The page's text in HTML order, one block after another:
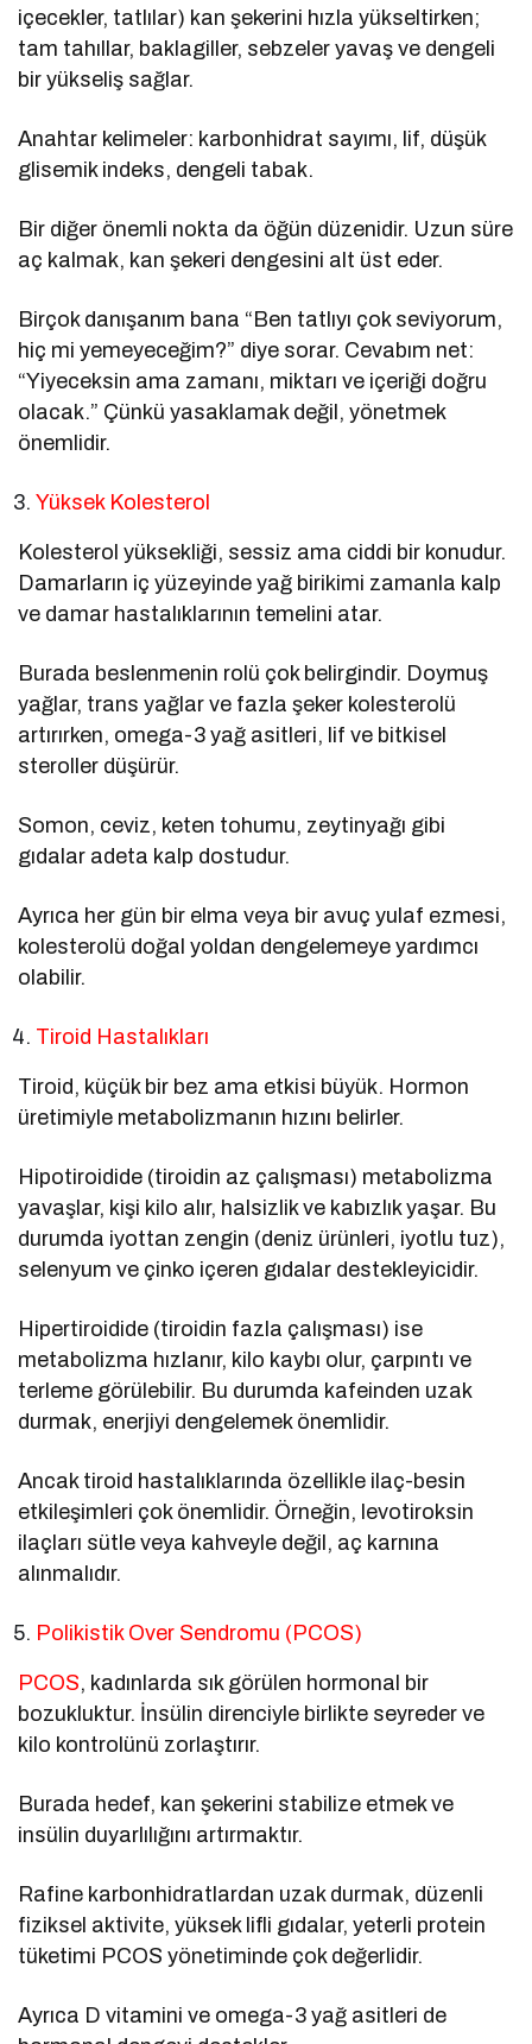
içecekler, tatlılar) kan şekerini hızla yükseltirken;
tam tahıllar, baklagiller, sebzeler yavaş ve dengeli
bir yükseliş sağlar.
Anahtar kelimeler: karbonhidrat sayımı, lif, düşük
glisemik indeks, dengeli tabak.
Bir diğer önemli nokta da öğün düzenidir. Uzun süre
aç kalmak, kan şekeri dengesini alt üst eder.
Birçok danışanım bana “Ben tatlıyı çok seviyorum,
hiç mi yemeyeceğim?” diye sorar. Cevabım net:
“Yiyeceksin ama zamanı, miktarı ve içeriği doğru
olacak.” Çünkü yasaklamak değil, yönetmek
önemlidir.
Yüksek Kolesterol
Kolesterol yüksekliği, sessiz ama ciddi bir konudur.
Damarların iç yüzeyinde yağ birikimi zamanla kalp
ve damar hastalıklarının temelini atar.
Burada beslenmenin rolü çok belirgindir. Doymuş
yağlar, trans yağlar ve fazla şeker kolesterolü
artırırken, omega-3 yağ asitleri, lif ve bitkisel
steroller düşürür.
Somon, ceviz, keten tohumu, zeytinyağı gibi
gıdalar adeta kalp dostudur.
Ayrıca her gün bir elma veya bir avuç yulaf ezmesi,
kolesterolü doğal yoldan dengelemeye yardımcı
olabilir.
Tiroid Hastalıkları
Tiroid, küçük bir bez ama etkisi büyük. Hormon
üretimiyle metabolizmanın hızını belirler.
Hipotiroidide (tiroidin az çalışması) metabolizma
yavaşlar, kişi kilo alır, halsizlik ve kabızlık yaşar. Bu
durumda iyottan zengin (deniz ürünleri, iyotlu tuz),
selenyum ve çinko içeren gıdalar destekleyicidir.
Hipertiroidide (tiroidin fazla çalışması) ise
metabolizma hızlanır, kilo kaybı olur, çarpıntı ve
terleme görülebilir. Bu durumda kafeinden uzak
durmak, enerjiyi dengelemek önemlidir.
Ancak tiroid hastalıklarında özellikle ilaç-besin
etkileşimleri çok önemlidir. Örneğin, levotiroksin
ilaçları sütle veya kahveyle değil, aç karnına
alınmalıdır.
Polikistik Over Sendromu (PCOS)
PCOS, kadınlarda sık görülen hormonal bir
bozukluktur. İnsülin direnciyle birlikte seyreder ve
kilo kontrolünü zorlaştırır.
Burada hedef, kan şekerini stabilize etmek ve
insülin duyarlılığını artırmaktır.
Rafine karbonhidratlardan uzak durmak, düzenli
fiziksel aktivite, yüksek lifli gıdalar, yeterli protein
tüketimi PCOS yönetiminde çok değerlidir.
Ayrıca D vitamini ve omega-3 yağ asitleri de